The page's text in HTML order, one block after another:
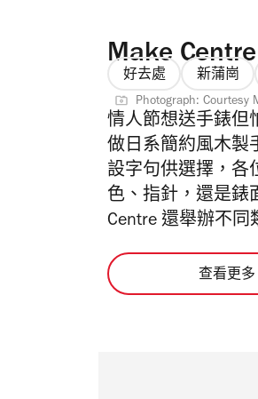
Make Centre
好去處 新蒲崗
Photograph: Courtesy
情人節想送手錶但
做日系簡約風木製
設字句供選擇，各
色、指針，還是錶
Centre 還舉辦不同
查看更多